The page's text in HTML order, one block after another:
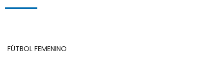
FÚTBOL FEMENINO